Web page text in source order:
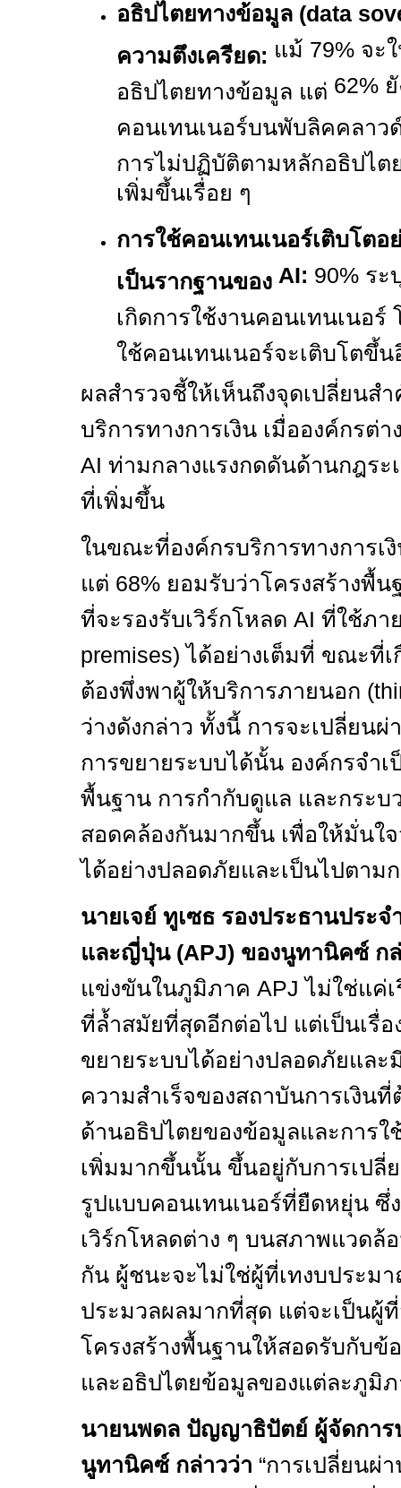
อธิปไตยทางข้อมูล (data
ความตึงเครียด: แม้ 79% จะ
อธิปไตยทางข้อมูล แต่ 62%
คอนเทนเนอร์บนพับลิคคลาว
การไม่ปฏิบัติตามหลักอธิปไต
เพิ่มขึ้นเรื่อย ๆ
การใช้คอนเทนเนอร์เติบโตอ
เป็นรากฐานของ AI: 90% ระ
เกิดการใช้งานคอนเทนเนอร์
ใช้คอนเทนเนอร์จะเติบโตขึ้น
ผลสำรวจชี้ให้เห็นถึงจุดเปลี่ยนส
บริการทางการเงิน เมื่อองค์กรต่า
AI ท่ามกลางแรงกดดันด้านกฎระ
ที่เพิ่มขึ้น
ในขณะที่องค์กรบริการทางการเ
แต่ 68% ยอมรับว่าโครงสร้างพื้
ที่จะรองรับเวิร์กโหลด AI ที่ใช้ภา
premises)ได้อย่างเต็มที่ ขณะที่เ
ต้องพึ่งพาผู้ให้บริการภายนอก (
ว่างดังกล่าว ทั้งนี้ การจะเปลี่ยน
การขยายระบบได้นั้น องค์กรจำเ
พื้นฐาน การกำกับดูแล และกระบ
สอดคล้องกันมากขึ้น เพื่อให้มั่นใ
ได้อย่างปลอดภัยและเป็นไปตาม
นายเจย์ ทูเซธ รองประธานประ
และญี่ปุ่น (APJ) ของนูทานิคซ์ ก
แข่งขันในภูมิภาค APJไม่ใช่แค่
ที่ล้ำสมัยที่สุดอีกต่อไป แต่เป็นเรื่อ
ขยายระบบได้อย่างปลอดภัยแล
ความสำเร็จของสถาบันการเงิน
ด้านอธิปไตยของข้อมูลและการ
เพิ่มมากขึ้นนั้น ขึ้นอยู่กับการเปลี่
รูปแบบคอนเทนเนอร์ที่ยืดหยุ่น ซึ่
เวิร์กโหลดต่าง ๆ บนสภาพแวดล้
กัน ผู้ชนะจะไม่ใช่ผู้ที่เทงบประม
ประมวลผลมากที่สุด แต่จะเป็นผู้
โครงสร้างพื้นฐานให้สอดรับกับข้
และอธิปไตยข้อมูลของแต่ละภูมิภ
นายนพดล ปัญญาธิปัตย์ ผู้จัดการ
นูทานิคซ์ กล่าวว่า “การเปลี่ยนผ่